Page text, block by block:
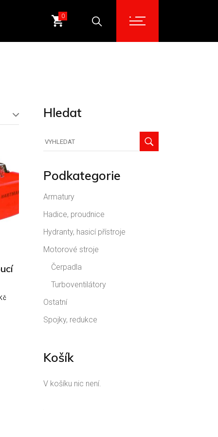
0
Hledat
Podkategorie
Armatury
Hadice, proudnice
Hydranty, hasicí přístroje
Motorové stroje
Čerpadla
Turboventilátory
Ostatní
Spojky, redukce
Košík
V košíku nic není.